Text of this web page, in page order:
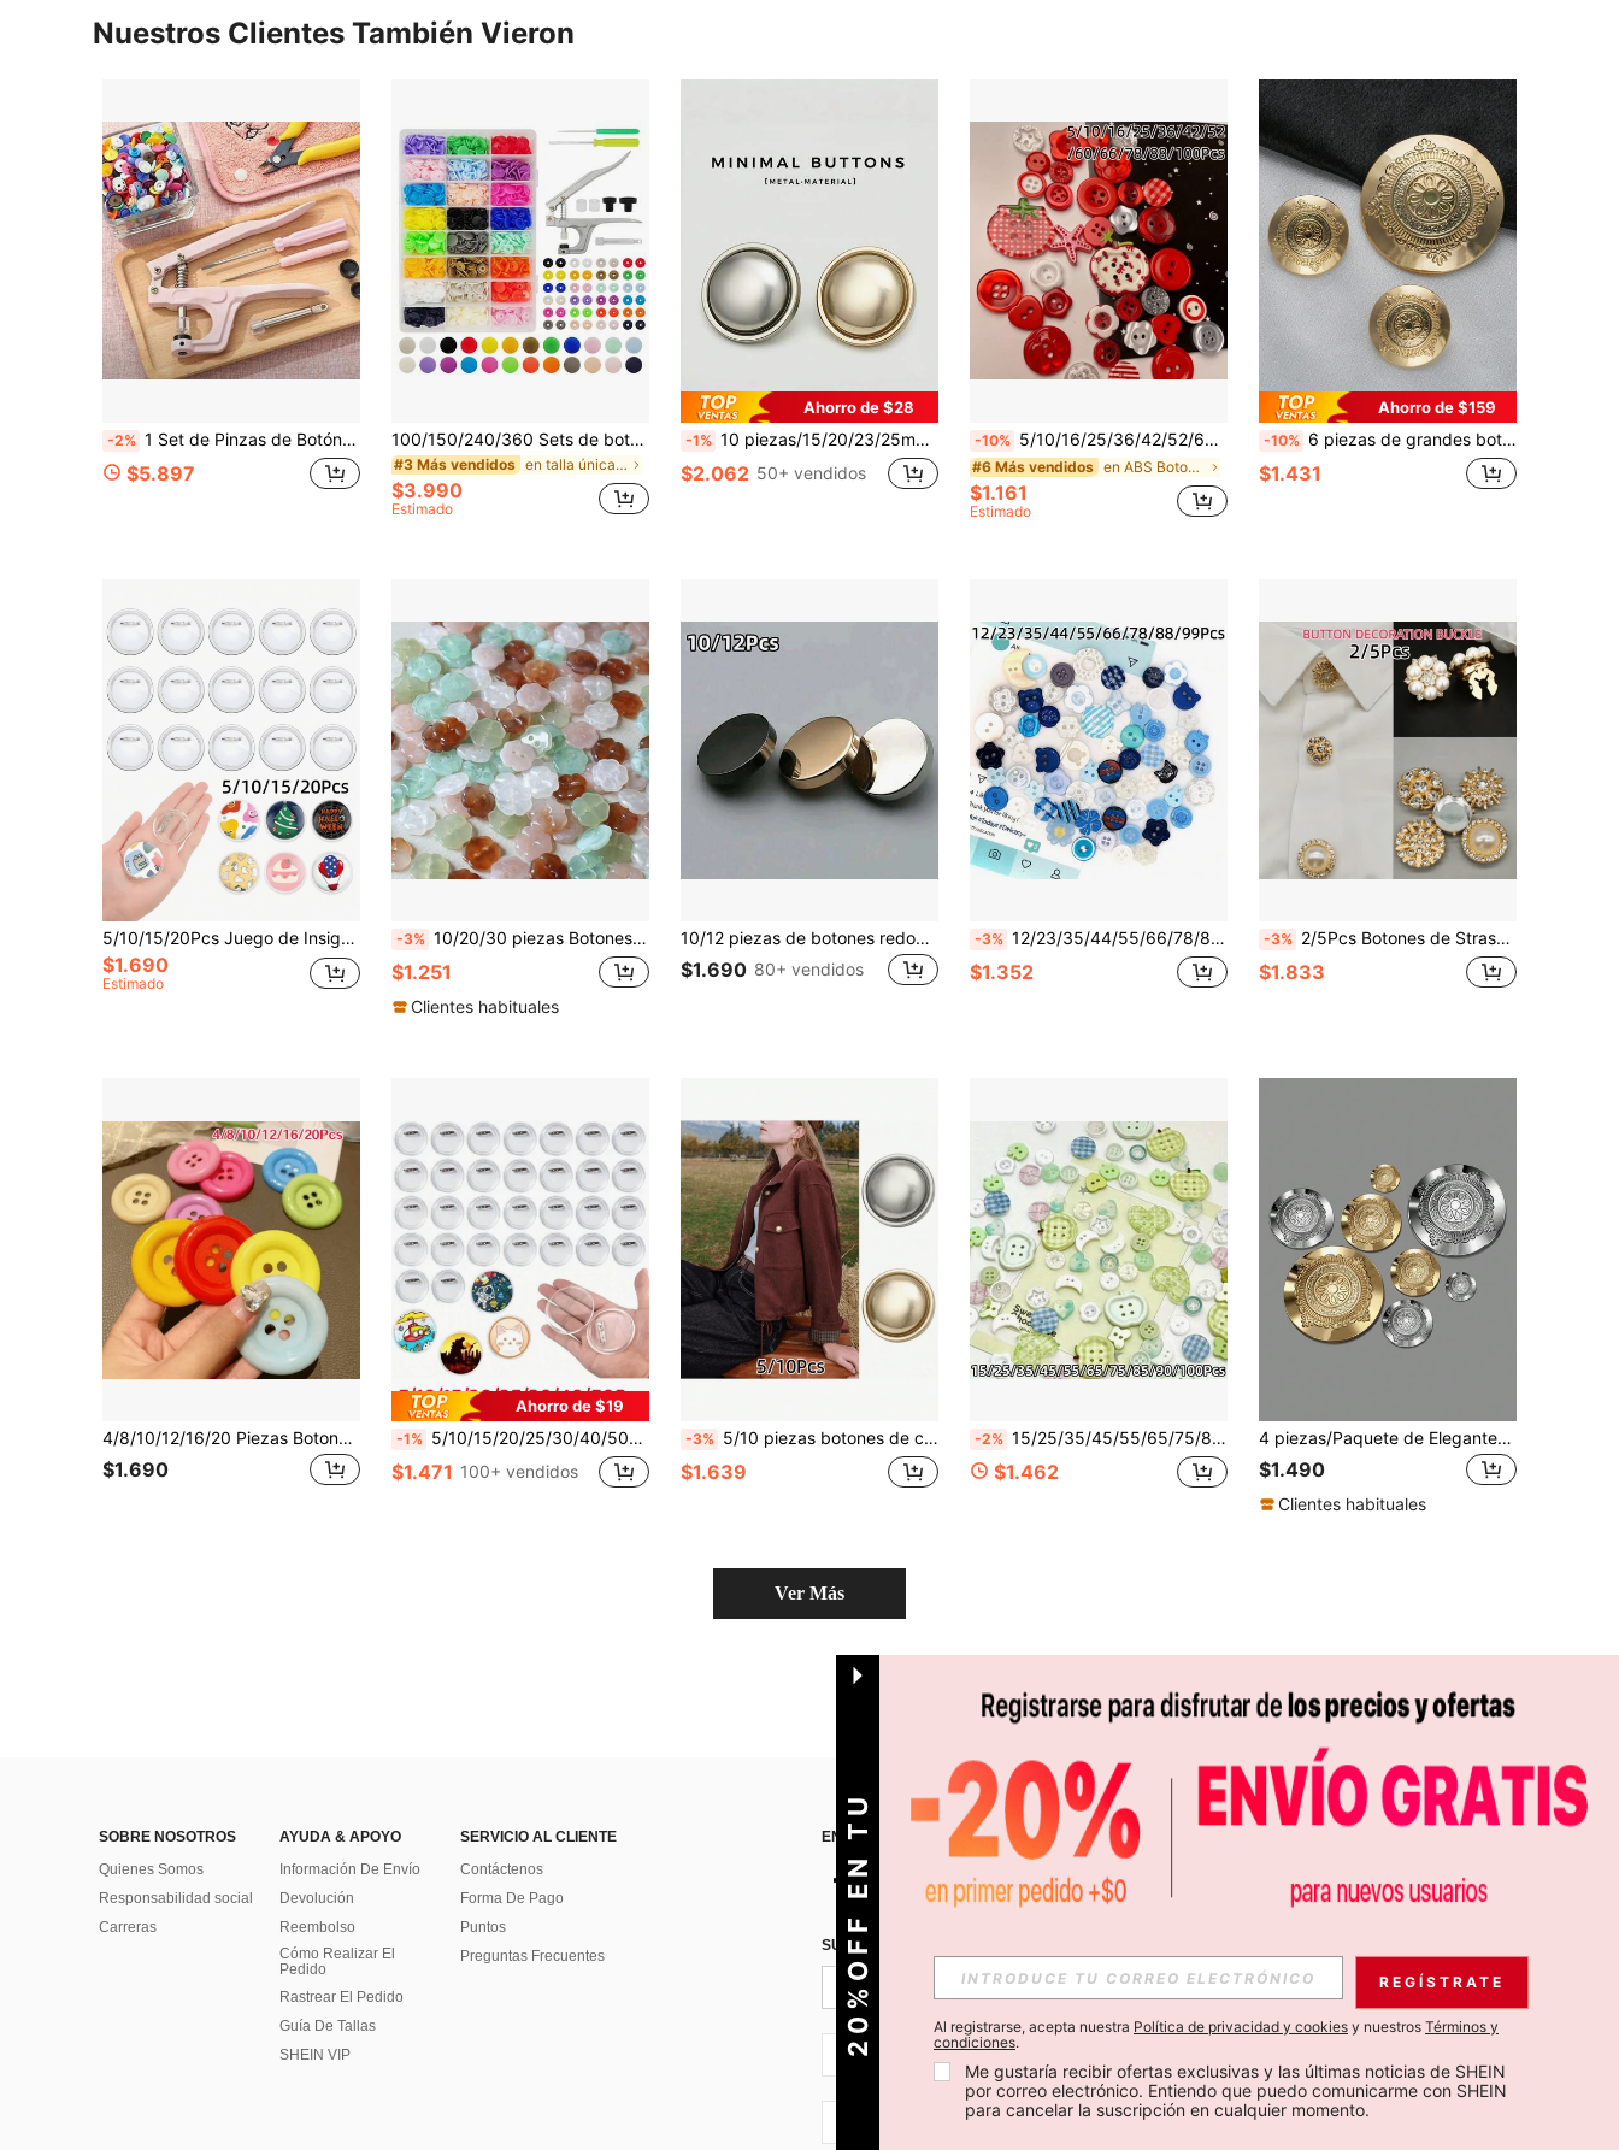
Nuestros Clientes También Vieron
-2% 1 Set de Pinzas de Botón de Presión de Plástico, Herramienta Manual para Botones de Presión KAM T3 T5 T8, Herramienta de Prensado y Perforado de Botones para Manualidades y Ropa
$5.897
100/150/240/360 Sets de botones a presión redondos T5 en caja, juego de 4 piezas de plástico con herramientas, apto para costura DIY, ropa, reparación de bolsos, manualidades
#3 Más vendidos en talla única Botones
$3.990
Estimado
Ahorro de $28
-1% 10 piezas/15/20/23/25mm/ Botones de costura de metal, botones redondos dorados, adecuados para accesorios de ropa, botones de costura sencillos y de moda, se pueden usar para camisas, chaquetas, vestidos, abrigos | Accesorios de decoración de ropa
$2.062 50+ vendidos
-10% 5/10/16/25/36/42/52/60/66/78/88/100 piezas Grandes botones decorativos rojos de 4 agujeros, con diseños de tomate, fresa, flor, corazón, de colores brillantes, adecuados para manualidades DIY, decoración de ropa, botones de flores mixtos lindos para fundas de teléfono, accesorios hechos a mano, material perfecto para proyectos creativos, regalo ideal para amigos
#6 Más vendidos en ABS Botones
$1.161
Estimado
Ahorro de $159
-10% 6 piezas de grandes botones de metal con textura floral única, botones decorativos de estilo palaciego europeo vintage para abrigos, botones especiales para uniformes, accesorios de costura
$1.431
5/10/15/20Pcs Juego de Insignias DIY, Incluye Botones, Alfileres, Diseño de Acrílico Transparente, Alfileres de Botón Transparentes, Insignias de Botón con Tapa Giratoria, Marcos de Visualización de Nombres Escolares, Botones de Fotos, Materiales de Artesanía, Materiales de Artesanía para Decoración de Vacaciones, Alfileres Transparentes Mini para Ropa, Botones de Fotos DIY, Botones Hechos en Casa, Materiales para Hacer Botones
$1.690
Estimado
-3% 10/20/30 piezas Botones pequeños vintage con aspecto de jade, de dos ojos y cuatro hojas de trébol o cuatro pétalos de flor, para camisa, cárdigan, chaqueta, decoración DIY
$1.251
Clientes habituales
10/12 piezas de botones redondos, diseño minimalista de moda, accesorios de costura hechos a mano adecuados para camisas, vestidos
$1.690 80+ vendidos
-3% 12/23/35/44/55/66/78/88/99 Piezas Surtido de Botones de Resina Azul, Suministros de Costura DIY, Botones Redondos con Diseños de Conejo, Gato, Flor y Copo de Nieve, Botones de Decoración para Suéter, Camisa, Ropa de Punto, Accesorios para Scrapbook y Collage, Costura de Patchwork DIY, Suministros para Manualidades Hechas en Casa, Estilos Aleatorios.
$1.352
-3% 2/5Pcs Botones de Strass para Camisa de Mujer, Juego de Botones Florales DIY, Decoración de Cuello de Vestido de Mujer, Broche de Solapa, Clip Sin Costuras, Regalo Ideal
$1.833
4/8/10/12/16/20 Piezas Botones Decorativos Grandes de Colores, Materiales Creativos Hechos a Mano DIY, Accesorios de Ropa Estilo INS Color Caramelo, Botones Versátiles Broches Accesorios para el Cabello, Material de Plástico, Adecuado para Decoración de Ropa, Cinta de Yute Cuerda y Manualidades de Boda, Utilizado para Regalos y Decoración de Fiestas, Color Aleatorio
$1.690
Ahorro de $19
-1% 5/10/15/20/25/30/40/50Pcs-Botón de Acrílico Pin Insignia Redonda Transparente Conjunto de Botón en Blanco, Utilizado para Suministros de Manualidades DIY para Hacer Insignias
$1.471 100+ vendidos
-3% 5/10 piezas botones de costura de metal planos, botones redondos dorados, adecuados para accesorios de ropa, botones de costura DIY minimalistas y de moda, se pueden usar para camisas, chaquetas, vestidos, blazers | Accesorios de decoración de ropa
$1.639
-2% 15/25/35/45/55/65/75/85/90/100 Piezas Juego de Botones Verdes Juveniles, Adecuado para Ropa DIY, Artículos de Punto y Accesorios para el Cabello Hechos a Mano - Botones de Flores de Plástico, Adecuado para Scrapbooking, Decoración, Accesorios Estéticos, Sombreros, Camisas y Manualidades, Estilos Aleatorios
$1.462
4 piezas/Paquete de Elegantes Botones Redondos de Patrón Clásico Vintage, Botones de Costura Manual para Decoración de Suéter, Abrigo, Blazer, Chaquetas y Accesorios de Ropa
$1.490
Clientes habituales
Ver Más
SOBRE NOSOTROS
Quienes Somos
Responsabilidad social
Carreras
AYUDA & APOYO
Información De Envío
Devolución
Reembolso
Cómo Realizar El
Pedido
Rastrear El Pedido
Guía De Tallas
SHEIN VIP
SERVICIO AL CLIENTE
Contáctenos
Forma De Pago
Puntos
Preguntas Frecuentes
ENCUÉNTRANOS EN APP
SUSCRÍBETE PARA RECIBIR OFERTAS EXCLUSIVAS, PROMOCIONES Y NOTICIAS DE SHEIN
Suscribir
CL + 56
2
0
%
O
F
F
E
N
T
U
P
R
I
M
E
R
P
E
D
I
D REGÍSTRATE
Al registrarse, acepta nuestra Política de privacidad y cookies y nuestros Términos y
condiciones.
Me gustaría recibir ofertas exclusivas y las últimas noticias de SHEIN
por correo electrónico. Entiendo que puedo comunicarme con SHEIN
para cancelar la suscripción en cualquier momento.